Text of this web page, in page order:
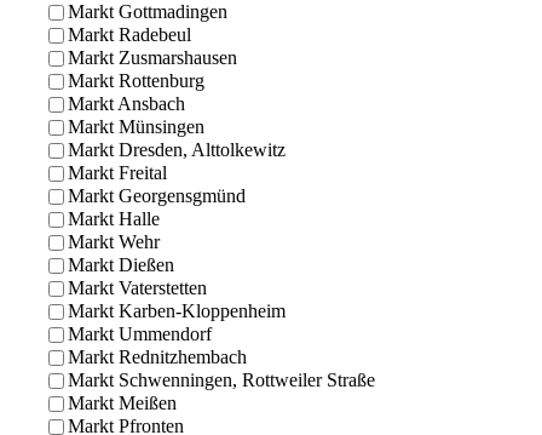
Markt Gottmadingen
Markt Radebeul
Markt Zusmarshausen
Markt Rottenburg
Markt Ansbach
Markt Münsingen
Markt Dresden, Alttolkewitz
Markt Freital
Markt Georgensgmünd
Markt Halle
Markt Wehr
Markt Dießen
Markt Vaterstetten
Markt Karben-Kloppenheim
Markt Ummendorf
Markt Rednitzhembach
Markt Schwenningen, Rottweiler Straße
Markt Meißen
Markt Pfronten